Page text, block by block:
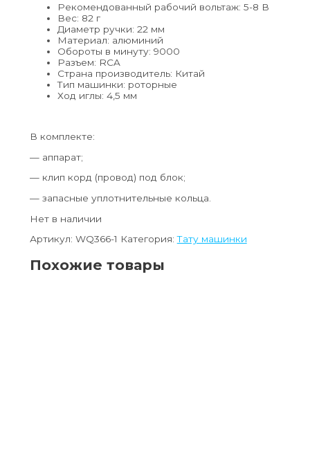
Рекомендованный рабочий вольтаж: 5-8 В
Вес: 82 г
Диаметр ручки: 22 мм
Материал: алюминий
Обороты в минуту: 9000
Разъем: RCA
Страна производитель: Китай
Тип машинки: роторные
Ход иглы: 4,5 мм
В комплекте:
— аппарат;
— клип корд (провод) под блок;
— запасные уплотнительные кольца.
Нет в наличии
Артикул: WQ366-1 Категория:Тату машинки
Похожие товары